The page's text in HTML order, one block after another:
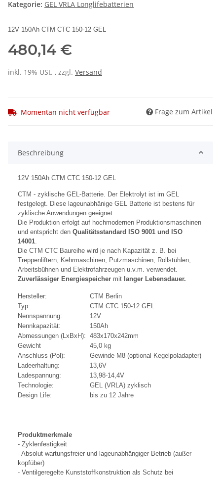
Kategorie: GEL VRLA Longlifebatterien
12V 150Ah CTM CTC 150-12 GEL
480,14 €
inkl. 19% USt. , zzgl. Versand
Momentan nicht verfügbar Frage zum Artikel
Beschreibung
12V 150Ah CTM CTC 150-12 GEL
CTM - zyklische GEL-Batterie. Der Elektrolyt ist im GEL
festgelegt. Diese lageunabhänige GEL Batterie ist bestens für
zyklische Anwendungen geeignet.
Die Produktion erfolgt auf hochmodernen Produktionsmaschinen
und entspricht den Qualitätsstandard ISO 9001 und ISO
14001
Die CTM CTC Baureihe wird je nach Kapazität z. B. bei
Treppenliftern, Kehrmaschinen, Putzmaschinen, Rollstühlen,
Arbeitsbühnen und Elektrofahrzeugen u.v.m. verwendet.
Zuverlässiger Energiespeicher mit langer Lebensdauer.
Hersteller:
CTM Berlin
Typ:
CTM CTC 150-12 GEL
Nennspannung:
12V
Nennkapazität:
150Ah
Abmessungen (LxBxH): 483x170x242mm
Gewicht
45,0 kg
Anschluss (Pol):
Gewinde M8 (optional Kegelpoladapter)
Ladeerhaltung:
13,6V
Ladespannung:
13,98-14,4V
Technologie:
GEL (VRLA) zyklisch
Design Life:
bis zu 12 Jahre
Produktmerkmale
- Zyklenfestigkeit
- Absolut wartungsfreier und lageunabhängiger Betrieb (außer
kopfüber)
- Ventilgeregelte Kunststoffkonstruktion als Schutz bei